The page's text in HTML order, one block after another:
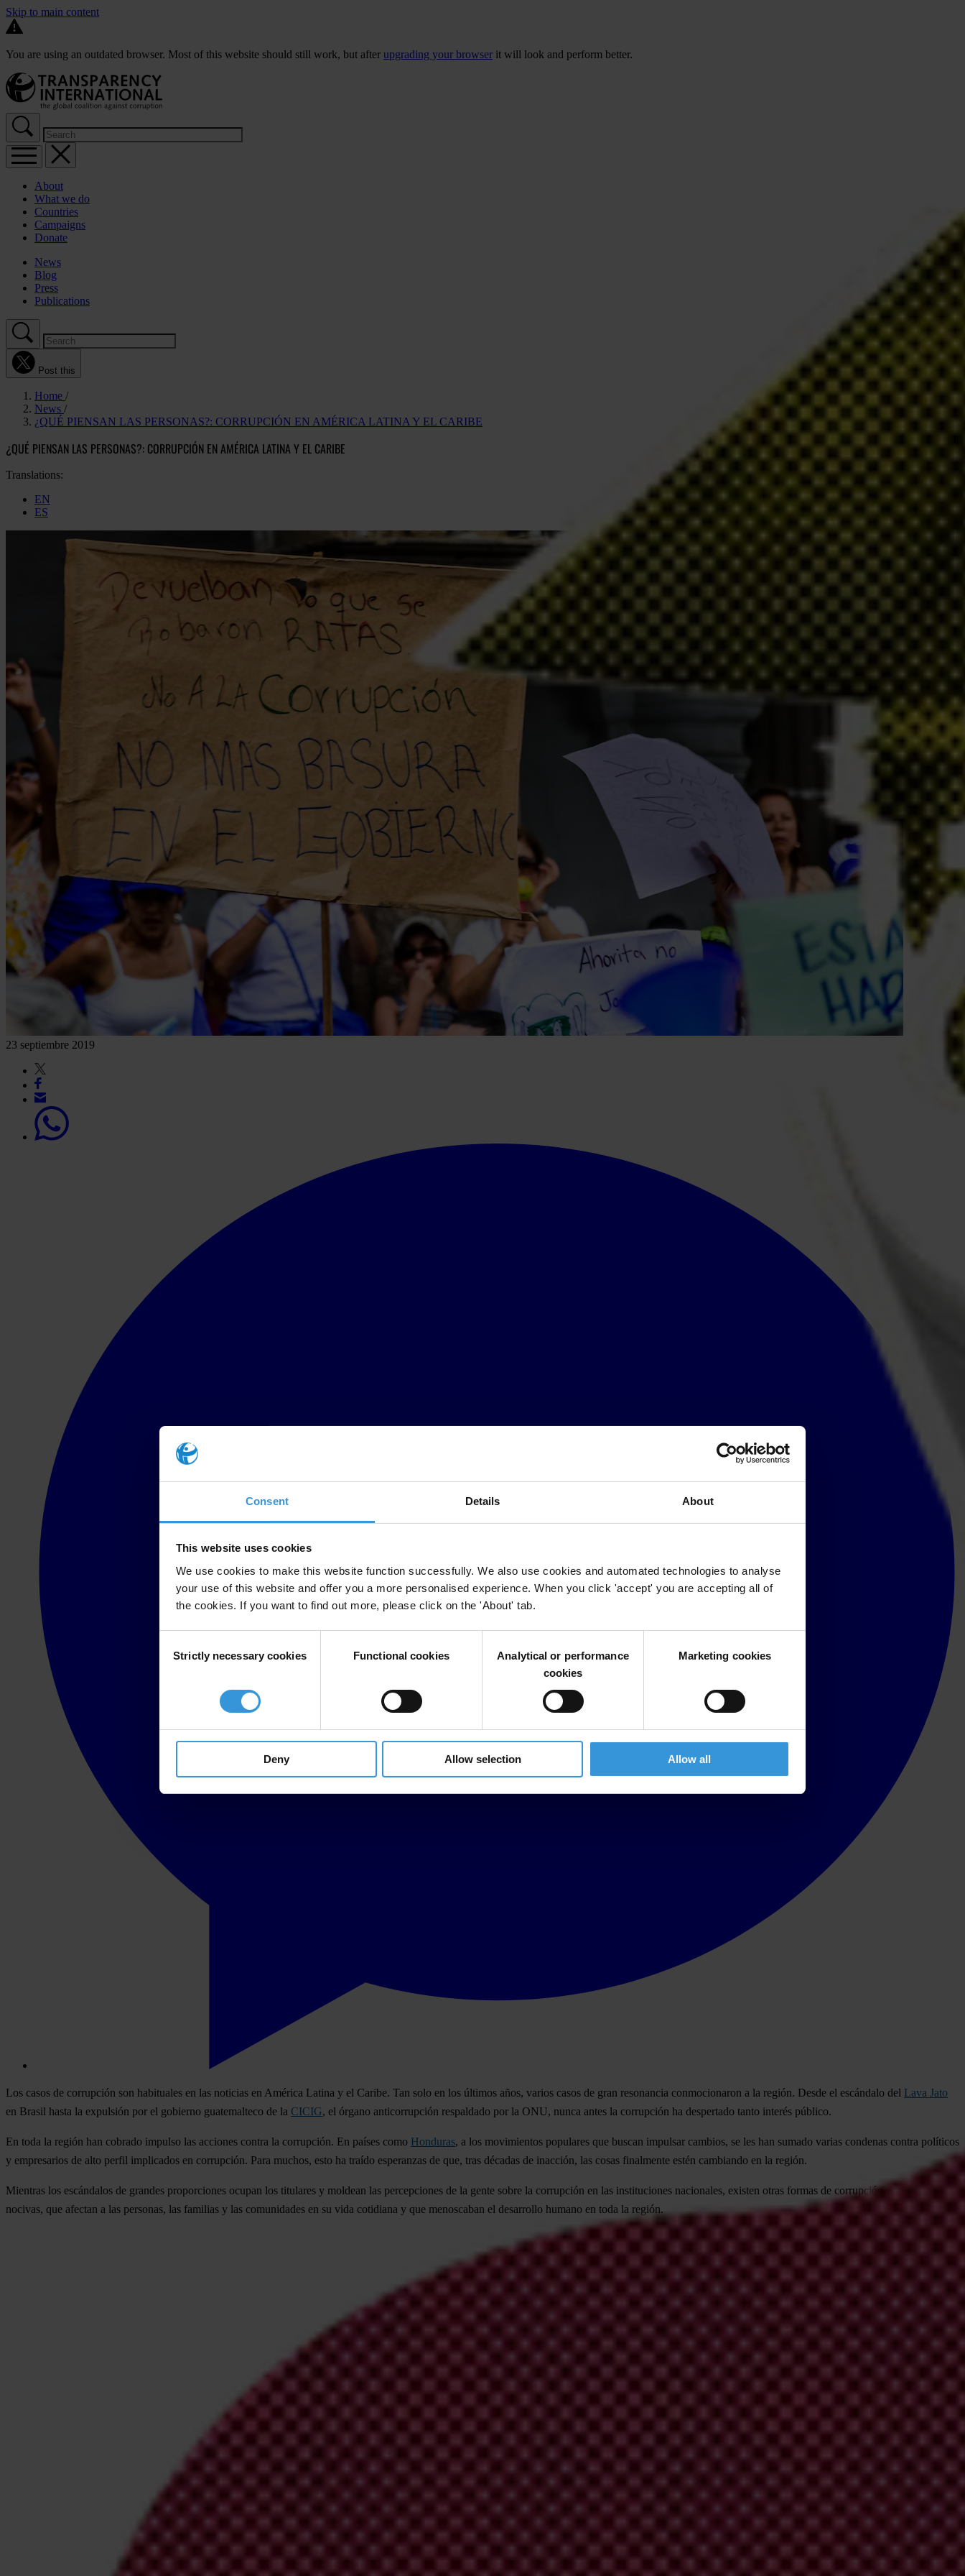
Consent Details About
This website uses cookies
We use cookies to make this website function successfully. We also use cookies and automated technologies to analyse
your use of this website and offer you a more personalised experience. When you click 'accept' you are accepting all of
the cookies. If you want to find out more, please click on the 'About' tab.
Selection
Strictly necessary cookies Functional cookies
Analytical or performance
cookies
Marketing cookies
Deny Allow selection Allow all
Skip to main content
You are using an outdated browser. Most of this website should still work, but after upgrading your browser it will look and perform better.
About
What we do
Countries
Campaigns
Donate
News
Blog
Press
Publications
Post this
Home
News
¿QUÉ PIENSAN LAS PERSONAS?: CORRUPCIÓN EN AMÉRICA LATINA Y EL CARIBE
¿QUÉ PIENSAN LAS PERSONAS?: CORRUPCIÓN EN AMÉRICA LATINA Y EL CARIBE
Translations:
EN
ES
23 septiembre 2019
Los casos de corrupción son habituales en las noticias en América Latina y el Caribe. Tan solo en los últimos años, varios casos de gran resonancia conmocionaron a la región. Desde el escándalo del Lava Jato
en Brasil hasta la expulsión por el gobierno guatemalteco de la CICIG, el órgano anticorrupción respaldado por la ONU, nunca antes la corrupción ha despertado tanto interés público.
En toda la región han cobrado impulso las acciones contra la corrupción. En países como Honduras, a los movimientos populares que buscan impulsar cambios, se les han sumado varias condenas contra políticos
y empresarios de alto perfil implicados en corrupción. Para muchos, esto ha traído esperanzas de que, tras décadas de inacción, las cosas finalmente estén cambiando en la región.
Mientras los escándalos de grandes proporciones ocupan los titulares y moldean las percepciones de la gente sobre la corrupción en las instituciones nacionales, existen otras formas de corrupción, igualmente
nocivas, que afectan a las personas, las familias y las comunidades en su vida cotidiana y que menoscaban el desarrollo humano en toda la región.